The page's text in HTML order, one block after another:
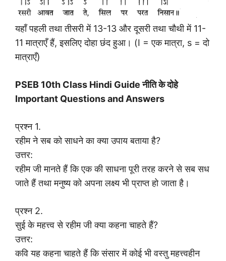
यहाँ पहली तथा तीसरी में 13-13 और दूसरी तथा चौथी में 11-
11 मात्राएँ हैं, इसलिए दोहा छंद हुआ। (I = एक मात्रा, s = दो
मात्राएँ)
PSEB 10th Class Hindi Guide नीति के दोहे
Important Questions and Answers
प्रश्न 1.
रहीम ने सब को साधने का क्या उपाय बताया है?
उत्तर:
रहीम जी मानते हैं कि एक की साधना पूरी तरह करने से सब सध
जाते हैं तथा मनुष्य को अपना लक्ष्य भी प्राप्त हो जाता है।
प्रश्न 2.
सुई के महत्त्व से रहीम जी क्या कहना चाहते हैं?
उत्तर:
कवि यह कहना चाहते हैं कि संसार में कोई भी वस्तु महत्त्वहीन